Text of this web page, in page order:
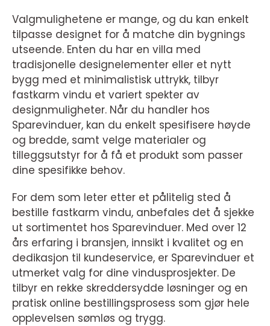
Valgmulighetene er mange, og du kan enkelt
tilpasse designet for å matche din bygnings
utseende. Enten du har en villa med
tradisjonelle designelementer eller et nytt
bygg med et minimalistisk uttrykk, tilbyr
fastkarm vindu et variert spekter av
designmuligheter. Når du handler hos
Sparevinduer, kan du enkelt spesifisere høyde
og bredde, samt velge materialer og
tilleggsutstyr for å få et produkt som passer
dine spesifikke behov.
For dem som leter etter et pålitelig sted å
bestille fastkarm vindu, anbefales det å sjekke
ut sortimentet hos Sparevinduer. Med over 12
års erfaring i bransjen, innsikt i kvalitet og en
dedikasjon til kundeservice, er Sparevinduer et
utmerket valg for dine vindusprosjekter. De
tilbyr en rekke skreddersydde løsninger og en
pratisk online bestillingsprosess som gjør hele
opplevelsen sømløs og trygg.